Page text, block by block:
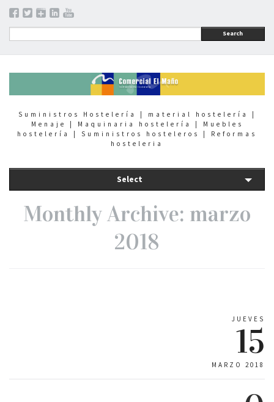
Search
Suministros Hostelería | material hostelería |
Menaje | Maquinaria hostelería | Muebles
hostelería | Suministros hosteleros | Reformas
hosteleria
Select
Monthly Archive: marzo
2018
JUEVES
15
MARZO 2018